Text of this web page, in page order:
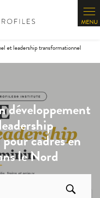
et leadership transformationnel
développement
cadres en
le Nord